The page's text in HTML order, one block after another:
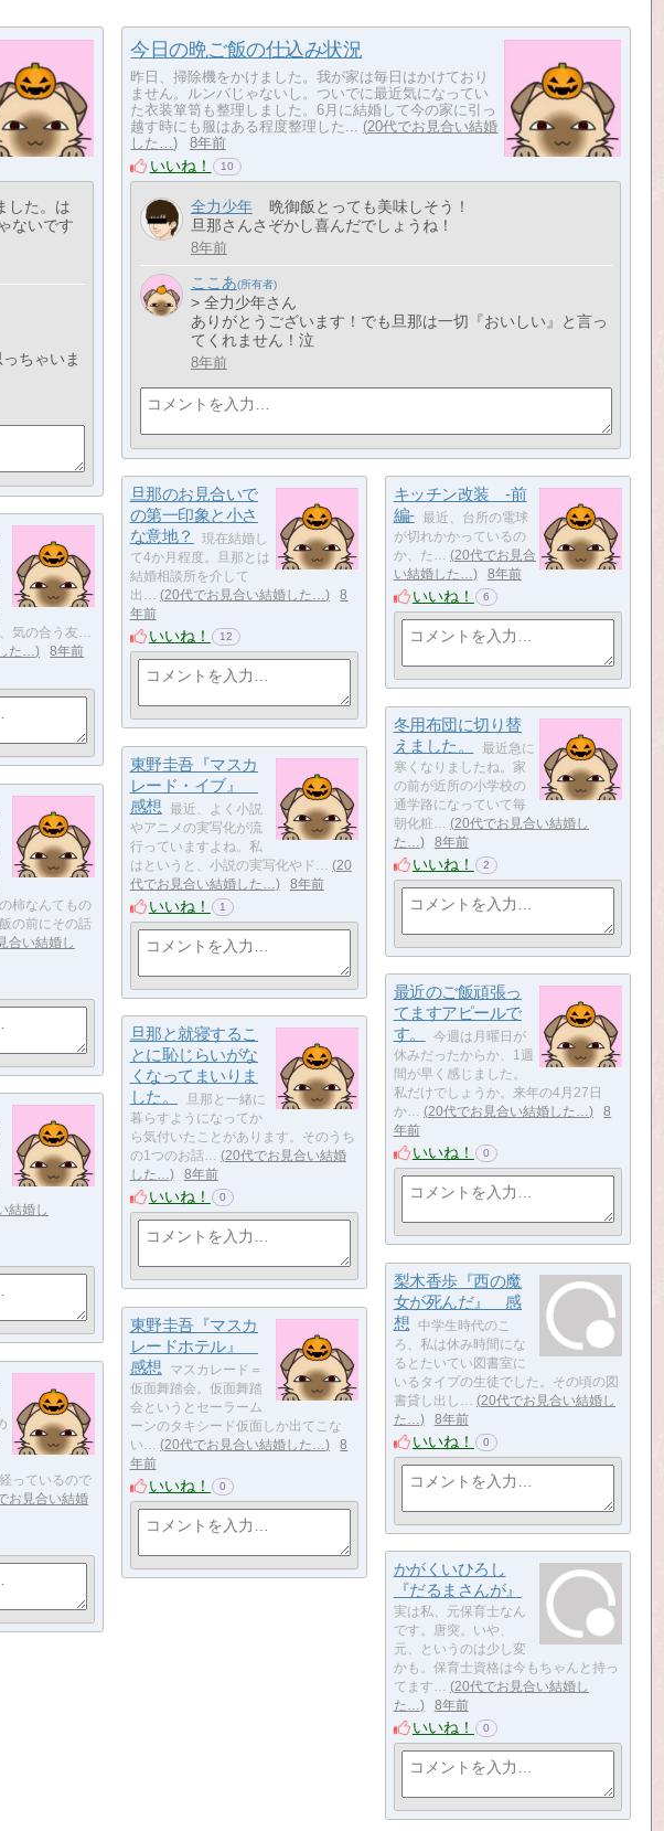
した。は
ないです
ちゃいま
今日の晩ご飯の仕込み状況
​​​​​​​昨日、掃除機をかけました。我が家は毎日はかけており
ません。​​​​ルンバじゃないし。​​​​ついでに最近気になってい
た衣装箪笥も整理しました。6月に結婚して今の家に引っ
越す時にも服はある程度整理した...
20代でお見合い結婚
した…
8年前
いいね！ 10
全力少年
晩御飯とっても美味しそう！
旦那さんさぞかし喜んだでしょうね！
8年前
ここあ
> 全力少年さん
ありがとうございます！でも旦那は一切『おいしい』と言っ
てくれません！泣
8年前
旦那のお見合いで
の第一印象と小さ
な意地？
​​​​​​​​​​​​​​​​​​​​​​​​現在結婚し
て4か月程度。旦那とは
結婚相談所を介して
出…
20代でお見合い結婚した…
8
年前
いいね！ 12
キッチン改装 -前
編-
​​​​​​​​​​​​​​​​​​​​​​​​​​​​​最近、台所の電球
が切れかかっているの
か、た…
20代でお見合
い結婚した…
8年前
いいね！ 6
気の合う友…
た…
8年前
冬用布団に切り替
えました。
​​​​​​​​​​​​​最近急に
寒くなりましたね。家
の前が近所の小学校の
通学路になっていて毎
朝化粧…
20代でお見合い結婚し
た…
8年前
いいね！ 2
東野圭吾『マスカ
レード・イブ』
感想
​​​​​​​​​最近、よく小説
やアニメの実写化が流
行っていますよね。私
はというと、小説の実写化やド…
20
代でお見合い結婚した…
8年前
いいね！ 1
柿なんてもの
の前にその話
合い結婚し
最近のご飯頑張っ
てますアピールで
す。
​​​​今週は月曜日が
休みだったからか、1週
間が早く感じました。
私だけでしょうか。来年の4月27日
か…
20代でお見合い結婚した…
8
年前
いいね！ 0
旦那と就寝するこ
とに恥じらいがな
くなってまいりま
した。
​​​​​​​​​​​旦那と一緒に
暮らすようになってか
ら気付いたことがあります。そのうち
の1つのお話…
20代でお見合い結婚
した…
8年前
いいね！ 0
結婚し
梨木香歩『西の魔
女が死んだ』 感
想
​中学生時代のこ
ろ、私は休み時間にな
るとたいてい図書室に
いるタイプの生徒でした。その頃の図
書貸し出し…
20代でお見合い結婚し
た…
8年前
いいね！ 0
東野圭吾『マスカ
レードホテル』
感想
​​​​​​マスカレード＝
仮面舞踏会。仮面舞踏
会というとセーラーム
ーンのタキシード仮面しか出てこな
い…
20代でお見合い結婚した…
8
年前
いいね！ 0
っているので
お見合い結婚
かがくいひろし
『だるまさんが』
実は私、元保育士なん
です。唐突。いや、
元、というのは少し変
かも。保育士資格は今もちゃんと持っ
てます…
20代でお見合い結婚し
た…
8年前
いいね！ 0